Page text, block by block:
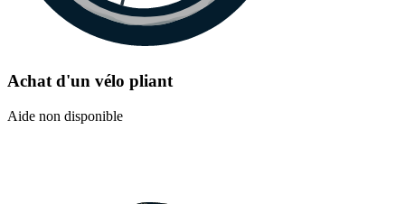
Achat d'un vélo pliant
Aide non disponible